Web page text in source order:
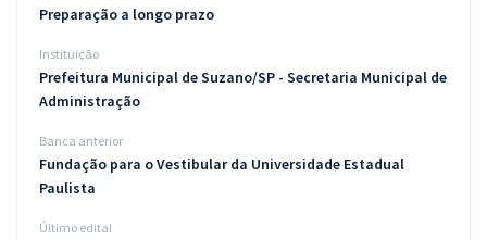
Atendimento
Preparação a longo prazo
Instituição
Prefeitura Municipal de Suzano/SP - Secretaria Municipal de
Administração
Banca anterior
Fundação para o Vestibular da Universidade Estadual
Paulista
Último edital